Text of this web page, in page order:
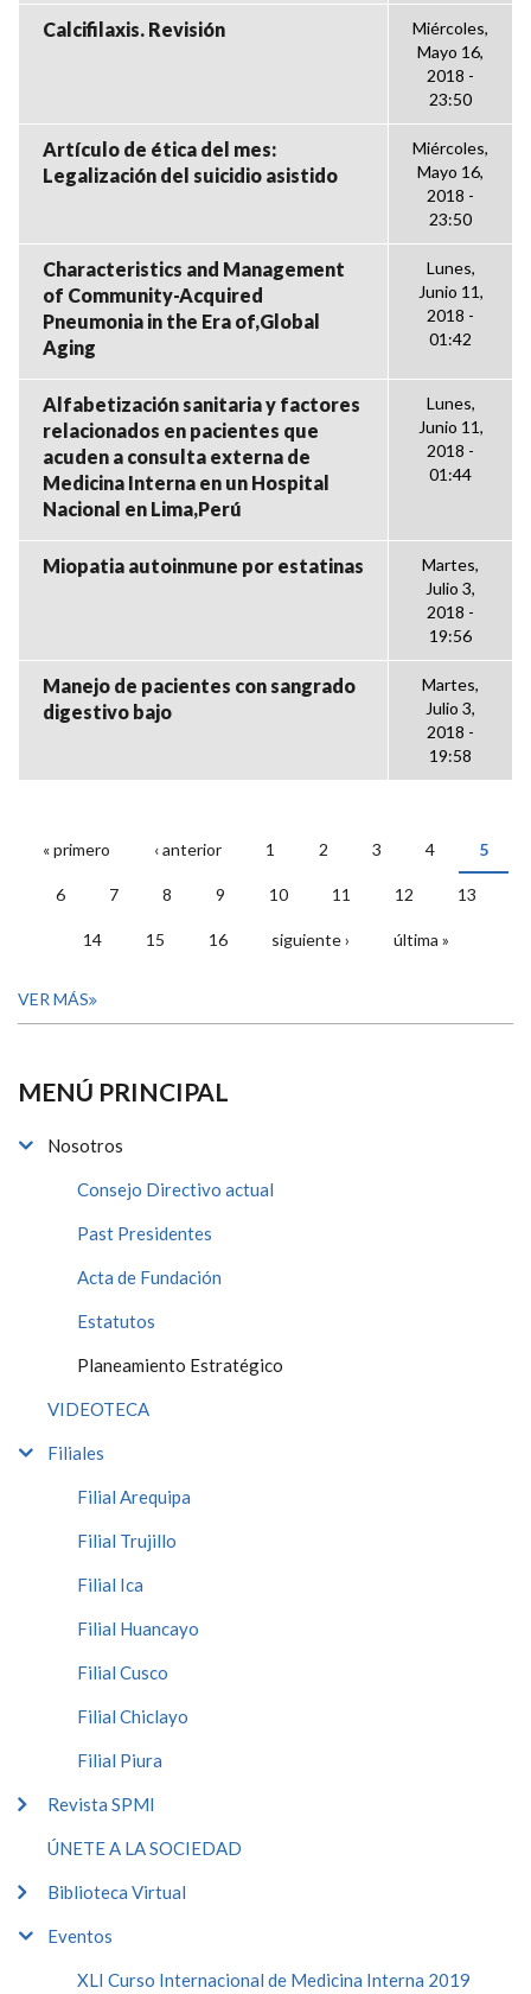
Calcifilaxis. Revisión
Miércoles,
Mayo 16,
2018 -
23:50
Artículo de ética del mes:
Legalización del suicidio asistido
Miércoles,
Mayo 16,
2018 -
23:50
Characteristics and Management
of Community-Acquired
Pneumonia in the Era of,Global
Aging
Lunes,
Junio 11,
2018 -
01:42
Alfabetización sanitaria y factores
relacionados en pacientes que
acuden a consulta externa de
Medicina Interna en un Hospital
Nacional en Lima,Perú
Lunes,
Junio 11,
2018 -
01:44
Miopatia autoinmune por estatinas
Martes,
Julio 3,
2018 -
19:56
Manejo de pacientes con sangrado
digestivo bajo
Martes,
Julio 3,
2018 -
19:58
PÁGINAS
« primero ‹ anterior 1 2 3 4 5
6 7 8 9 10 11 12 13
14 15 16 siguiente › última »
VER MÁS
MENÚ PRINCIPAL
Nosotros
Consejo Directivo actual
Past Presidentes
Acta de Fundación
Estatutos
Planeamiento Estratégico
VIDEOTECA
Filiales
Filial Arequipa
Filial Trujillo
Filial Ica
Filial Huancayo
Filial Cusco
Filial Chiclayo
Filial Piura
Revista SPMI
ÚNETE A LA SOCIEDAD
Biblioteca Virtual
Eventos
XLI Curso Internacional de Medicina Interna 2019